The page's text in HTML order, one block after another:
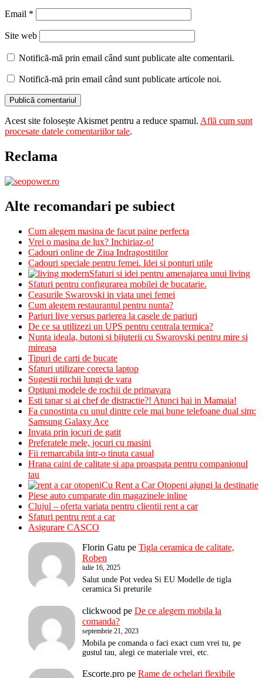
Email *
Site web
Notifică-mă prin email când sunt publicate alte comentarii.
Notifică-mă prin email când sunt publicate articole noi.
Acest site folosește Akismet pentru a reduce spamul. Află cum sunt
procesate datele comentariilor tale.
Reclama
Alte recomandari pe subiect
Cum alegem masina de facut paine perfecta
Vrei o masina de lux? Inchiriaz-o!
Cadouri online de Ziua Indragostitilor
Cadouri speciale pentru femei. Idei si ponturi utile
Sfaturi si idei pentru amenajarea unui living
Sfaturi pentru configurarea mobilei de bucatarie.
Ceasurile Swarovski in viata unei femei
Cum alegem restaurantul pentru nunta?
Pariuri live versus parierea la casele de pariuri
De ce sa utilizezi un UPS pentru centrala termica?
Nunta ideala, butoni si bijuterii cu Swarovski pentru mire si
mireasa
Tipuri de carti de bucate
Sfaturi utilizare corecta laptop
Sugestii rochii lungi de vara
Optiuni modele de rochii de primavara
Esti tanar si ai chef de distractie?! Atunci hai in Mamaia!
Fa cunostinta cu unul dintre cele mai bune telefoane dual sim:
Samsung Galaxy Ace
Invata prin jocuri de gatit
Preferatele mele, jocuri cu masini
Fii remarcabila intr-o tinuta casual
Hrana caini de calitate si apa proaspata pentru companionul
tau
Cu Rent a Car Otopeni ajungi la destinatie
Piese auto cumparate din magazinele inline
Clujul – oferta variata pentru clientii rent a car
Sfaturi pentru rent a car
Asigurare CASCO
Florin Gatu pe Tigla ceramica de calitate,
Roben
iulie 16, 2025
Salut unde Pot vedea Si EU Modelle de tigla
ceramica Si preturile
clickwood pe De ce alegem mobila la
comanda?
septembrie 21, 2023
Mobila pe comanda o faci exact cum vrei tu, pe
gustul tau, alegi ce materiale vrei, etc.
Escorte.pro pe Rame de ochelari flexibile